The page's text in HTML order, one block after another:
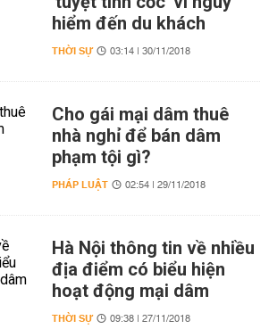
hiểm đến du khách
THỜI SỰ 03:14 | 30/11/2018
Cho gái mại dâm thuê
nhà nghỉ để bán dâm
phạm tội gì?
PHÁP LUẬT 02:54 | 29/11/2018
Hà Nội thông tin về nhiều
địa điểm có biểu hiện
hoạt động mại dâm
THỜI SỰ 09:38 | 27/11/2018